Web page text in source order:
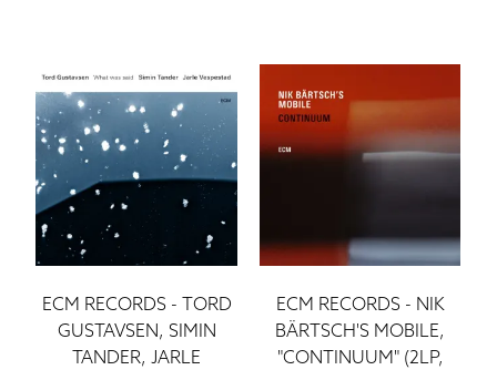
ECM RECORDS - TORD
GUSTAVSEN, SIMIN
TANDER, JARLE
ECM RECORDS - NIK
BÄRTSCH'S MOBILE,
"CONTINUUM" (2LP,